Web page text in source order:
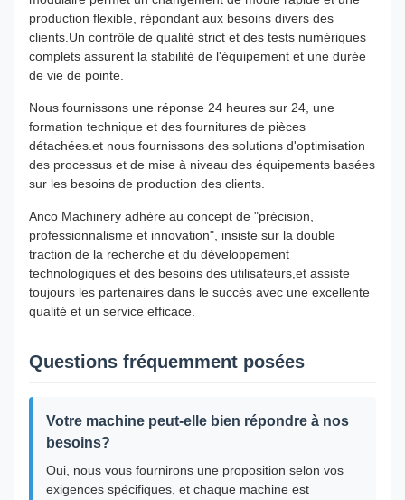
production flexible, répondant aux besoins divers des
clients.Un contrôle de qualité strict et des tests numériques
complets assurent la stabilité de l'équipement et une durée
de vie de pointe.
Nous fournissons une réponse 24 heures sur 24, une
formation technique et des fournitures de pièces
détachées.et nous fournissons des solutions d'optimisation
des processus et de mise à niveau des équipements basées
sur les besoins de production des clients.
Anco Machinery adhère au concept de "précision,
professionnalisme et innovation", insiste sur la double
traction de la recherche et du développement
technologiques et des besoins des utilisateurs,et assiste
toujours les partenaires dans le succès avec une excellente
qualité et un service efficace.
Questions fréquemment posées
Votre machine peut-elle bien répondre à nos
besoins?
Oui, nous vous fournirons une proposition selon vos
exigences spécifiques, et chaque machine est